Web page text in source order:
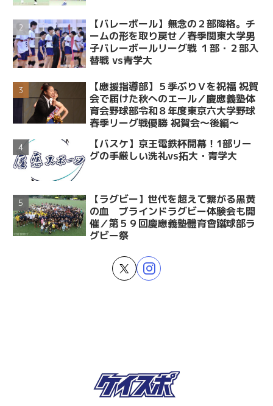
【バレーボール】無念の２部降格。チ
ームの形を取り戻せ／春季関東大学男
子バレーボールリーグ戦 １部・２部入
替戦 vs青学大
【應援指導部】５季ぶりＶを祝福 祝賀
会で届けた秋へのエール／慶應義塾体
育会野球部令和８年度東京六大学野球
春季リーグ戦優勝 祝賀会～後編～
【バスケ】京王電鉄杯開幕！1部リー
グの手厳しい洗礼vs拓大・青学大
【ラグビー】世代を超えて繋がる黒黄
の血 ブラインドラグビー体験会も開
催／第５９回慶應義塾體育會蹴球部ラ
グビー祭